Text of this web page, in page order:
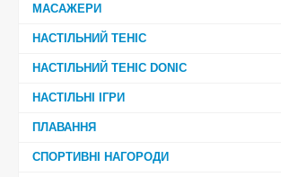
МАСАЖЕРИ
НАСТІЛЬНИЙ ТЕНІС
НАСТІЛЬНИЙ ТЕНІС DONIC
НАСТІЛЬНІ ІГРИ
ПЛАВАННЯ
СПОРТИВНІ НАГОРОДИ